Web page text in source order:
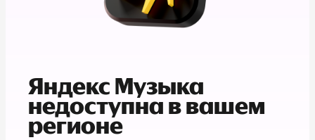
Яндекс Музыка
недоступна в вашем
регионе